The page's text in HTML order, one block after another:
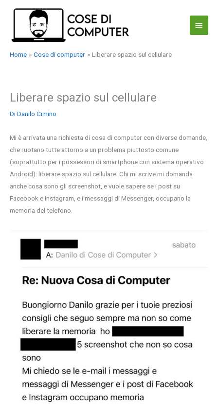
Menu
Home Cose di computer Liberare spazio sul cellulare
Liberare spazio sul cellulare
DiDanilo Cimino
Mi è arrivata una richiesta di cosa di computer con diverse domande,
che ruotano tutte attorno a un problema piuttosto comune
(soprattutto per i possessori di smartphone con sistema operativo
Android): liberare spazio sul cellulare. Chi mi scrive mi domanda
anche cosa sono gli screenshot, e vuole sapere se i post su
Facebook e Instagram, e i messaggi di Messenger, occupano la
memoria del telefono.